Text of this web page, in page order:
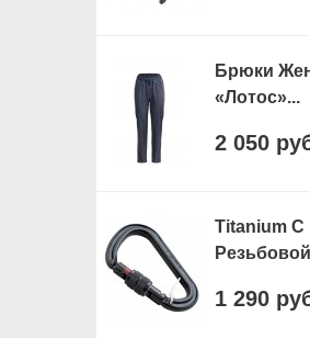
Брюки
«Лотос»...
2 050
Titanium С
1 290